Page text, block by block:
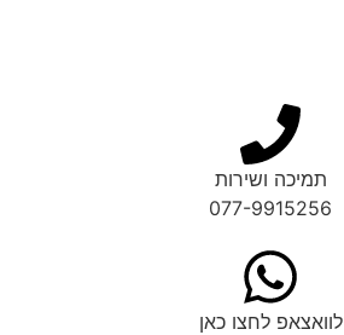
תמיכה ושירות
077-9915256
לוואצאפ לחצו כאן